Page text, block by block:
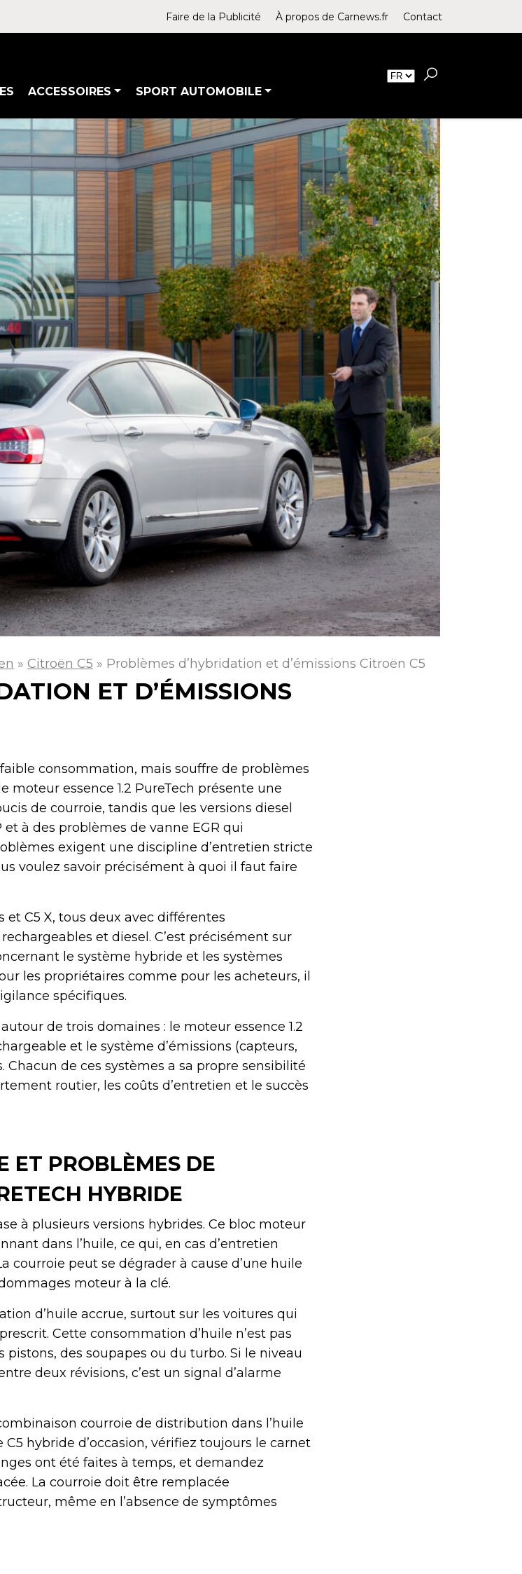
Faire de la Publicité À propos de Carnews.fr Contact
ACCESSOIRES SPORT AUTOMOBILE
» Citroën C5 » Problèmes d’hybridation et d’émissions Citroën C5
ET D’ÉMISSIONS
consommation, mais souffre de problèmes
essence 1.2 PureTech présente une
de courroie, tandis que les versions diesel
à des problèmes de vanne EGR qui
exigent une discipline d’entretien stricte
voulez savoir précisément à quoi il faut faire
et C5 X, tous deux avec différentes
et diesel. C’est précisément sur
le système hybride et les systèmes
les propriétaires comme pour les acheteurs, il
spécifiques.
de trois domaines : le moteur essence 1.2
et le système d’émissions (capteurs,
de ces systèmes a sa propre sensibilité
routier, les coûts d’entretien et le succès
ET PROBLÈMES DE
HYBRIDE
à plusieurs versions hybrides. Ce bloc moteur
dans l’huile, ce qui, en cas d’entretien
courroie peut se dégrader à cause d’une huile
moteur à la clé.
d’huile accrue, surtout sur les voitures qui
Cette consommation d’huile n’est pas
des soupapes ou du turbo. Si le niveau
deux révisions, c’est un signal d’alarme
courroie de distribution dans l’huile
hybride d’occasion, vérifiez toujours le carnet
ont été faites à temps, et demandez
La courroie doit être remplacée
même en l’absence de symptômes